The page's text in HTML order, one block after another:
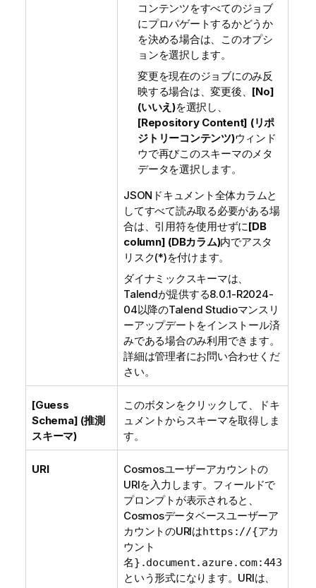
コンテンツをすべてのジョブ
にプロパゲートするかどうか
を決める場合は、このオプシ
ョンを選択します。
変更を現在のジョブにのみ反
映する場合は、変更後、 [No]
(いいえ)を選択し、
[Repository Content] (リポ
ジトリーコンテンツ)ウィンド
ウで再びこのスキーマのメタ
データを選択します。
JSONドキュメント全体カラムと
してすべて読み取る必要がある場
合は、引用符を使用せずに[DB
column] (DBカラム)内でアスタ
リスク(*)を付けます。
ダイナミックスキーマは、
Talendが提供する8.0.1-R2024-
04以降のTalend Studioマンスリ
ーアップデートをインストール済
みである場合のみ利用できます。
詳細は管理者にお問い合わせくだ
さい。
[Guess
Schema] (推測
スキーマ)
このボタンをクリックして、ドキ
ュメントからスキーマを取得しま
す。
URI
Cosmosユーザーアカウントの
URIを入力します。フィールドで
プロンプトが表示されると、
Cosmosデータベースユーザーア
カウントのURIはhttps://{アカ
ウント
名}.document.azure.com:443
という形式になります。URIは、